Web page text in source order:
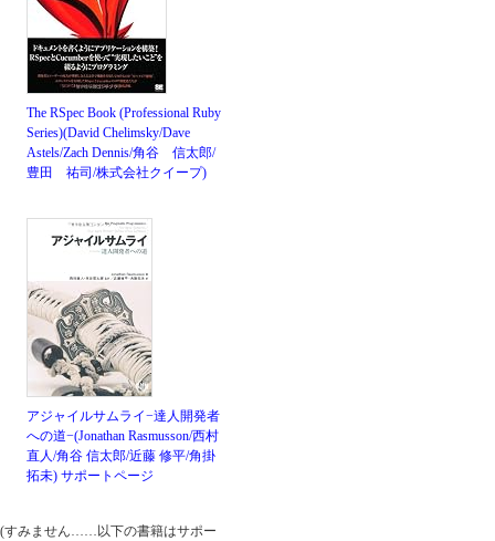
The RSpec Book (Professional Ruby
Series)(David Chelimsky/Dave
Astels/Zach Dennis/角谷 信太郎/
豊田 祐司/株式会社クイープ)
アジャイルサムライ−達人開発者
への道−(Jonathan Rasmusson/西村
直人/角谷 信太郎/近藤 修平/角掛
拓未) サポートページ
(すみません……以下の書籍はサポー